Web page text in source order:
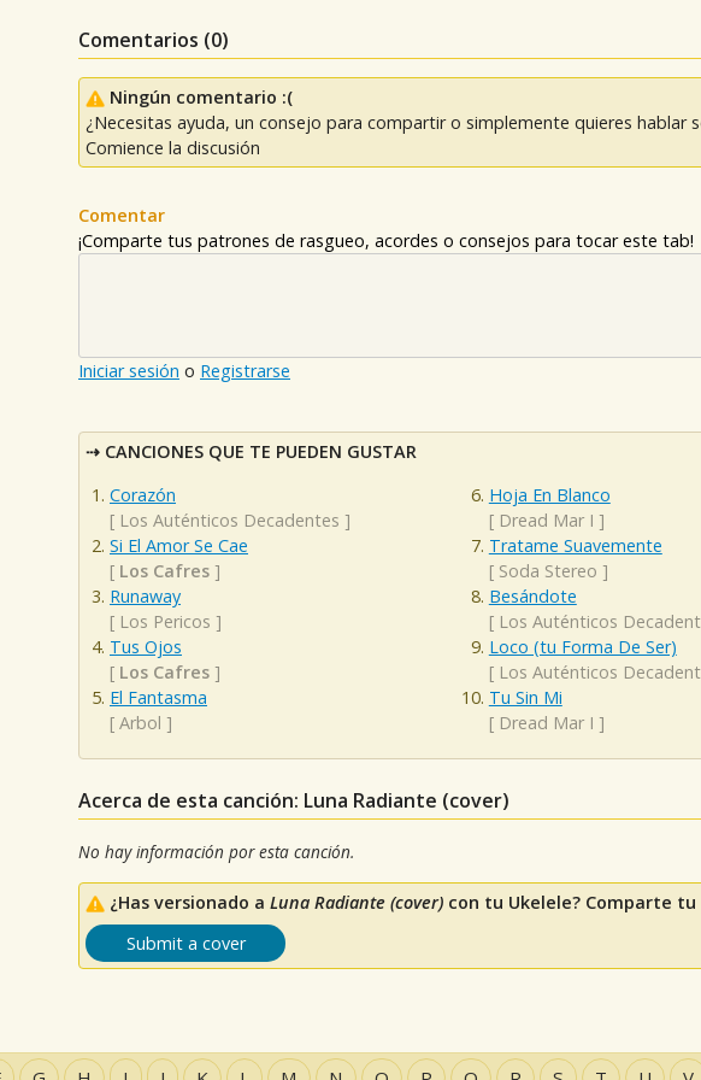
Comentarios (0)
Ningún comentario :(
¿Necesitas ayuda, un consejo para compartir o simplemente quieres hablar
Comience la discusión
Comentar
¡Comparte tus patrones de rasgueo, acordes o consejos para tocar este tab!
Iniciar sesión o Registrarse
CANCIONES QUE TE PUEDEN GUSTAR
Corazón
[ Los Auténticos Decadentes ]
Si El Amor Se Cae
[ Los Cafres ]
Runaway
[ Los Pericos ]
Tus Ojos
[ Los Cafres ]
El Fantasma
[ Arbol ]
Hoja En Blanco
[ Dread Mar I ]
Tratame Suavemente
[ Soda Stereo ]
Besándote
[ Los Auténticos
Loco (tu Forma De Ser)
[ Los Auténticos
Tu Sin Mi
[ Dread Mar I ]
Acerca de esta canción: Luna Radiante (cover)
No hay información por esta canción.
¿Has versionado a Luna Radiante (cover) con tu Ukelele? Comparte
Submit a cover